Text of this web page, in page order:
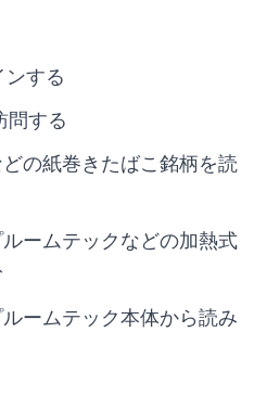
する
問する
の紙巻きたばこ銘柄を読
ームテックなどの加熱式
ームテック本体から読み